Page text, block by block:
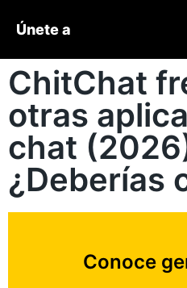
Únete a
ChitChat
otras
chat
¿Deberías
Conoce